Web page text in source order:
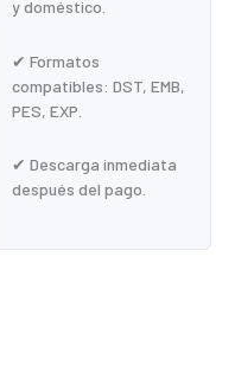
y doméstico.
✔ Formatos
compatibles: DST, EMB,
PES, EXP.
✔ Descarga inmediata
después del pago.